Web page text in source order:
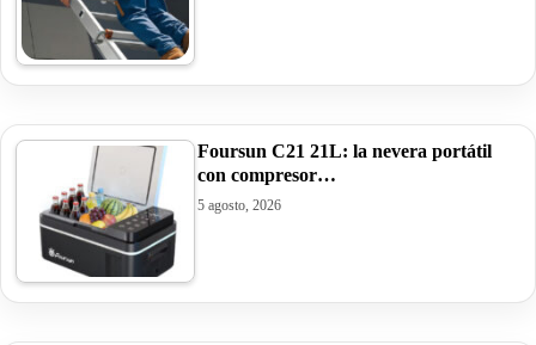
Foursun C21 21L: la nevera portátil
con compresor…
5 agosto, 2026